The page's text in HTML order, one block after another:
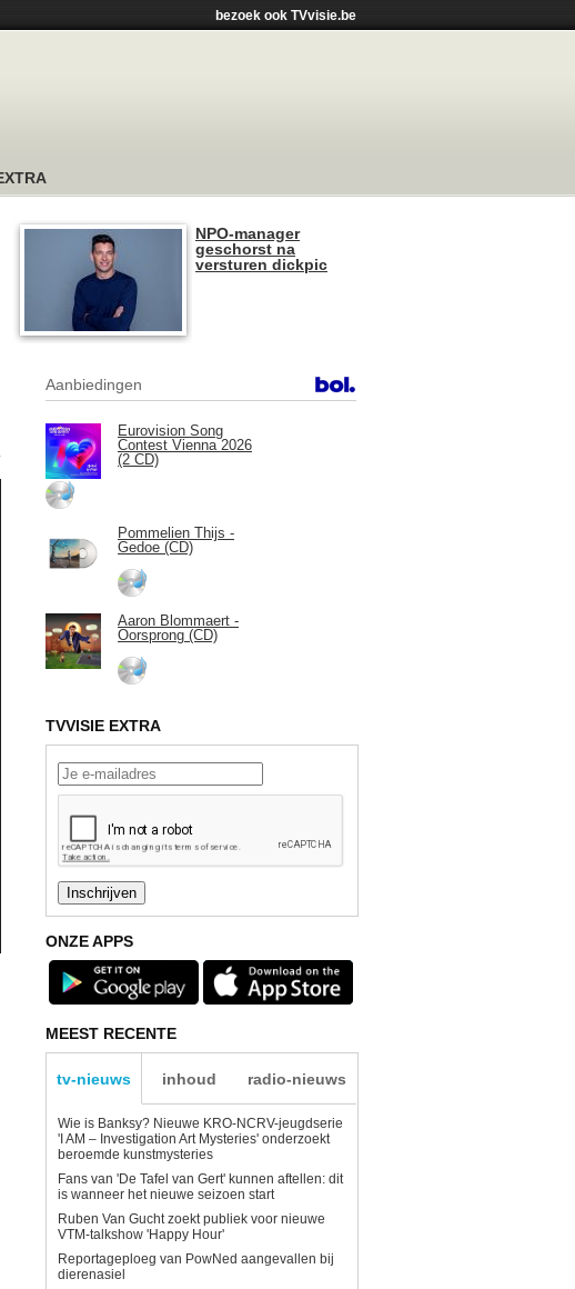
bezoek ook TVvisie.be
NPO-manager
geschorst na
versturen dickpic
Aanbiedingen
Eurovision Song
Contest Vienna 2026
(2 CD)
Pommelien Thijs -
Gedoe (CD)
Aaron Blommaert -
Oorsprong (CD)
TVVISIE EXTRA
ONZE APPS
MEEST RECENTE
tv-nieuws inhoud radio-nieuws
Wie is Banksy? Nieuwe KRO-NCRV-jeugdserie
'I AM – Investigation Art Mysteries' onderzoekt
beroemde kunstmysteries
Fans van 'De Tafel van Gert' kunnen aftellen: dit
is wanneer het nieuwe seizoen start
Ruben Van Gucht zoekt publiek voor nieuwe
VTM-talkshow 'Happy Hour'
Reportageploeg van PowNed aangevallen bij
dierenasiel